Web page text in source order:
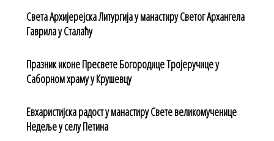
Света Архијерејска Литургија у манастиру Светог Архангела
Гаврила у Сталаћу
Празник иконе Пресвете Богородице Тројеручице у
Саборном храму у Крушевцу
Евхаристијска радост у манастиру Свете великомученице
Недеље у селу Петина